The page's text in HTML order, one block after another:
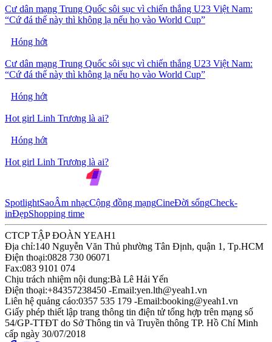
Cư dân mạng Trung Quốc sôi sục vì chiến thắng U23 Việt Nam:
“Cứ đá thế này thì không lạ nếu họ vào World Cup”
Hóng hớt
Cư dân mạng Trung Quốc sôi sục vì chiến thắng U23 Việt Nam:
“Cứ đá thế này thì không lạ nếu họ vào World Cup”
Hóng hớt
Hot girl Linh Trương là ai?
Hóng hớt
Hot girl Linh Trương là ai?
SpotlightSaoÂm nhạcCộng đồng mạngCineĐời sốngCheck-
inĐẹpShopping time
CTCP TẬP ĐOÀN YEAH1
Địa chỉ:140 Nguyễn Văn Thủ phường Tân Định, quận 1, Tp.HCM
Điện thoại:0828 730 06071
Fax:083 9101 074
Chịu trách nhiệm nội dung:Bà Lê Hải Yến
Điện thoại:+84357238450 -Email:yen.lth@yeah1.vn
Liên hệ quảng cáo:0357 535 179 -Email:booking@yeah1.vn
Giấy phép thiết lập trang thông tin điện tử tổng hợp trên mạng số
54/GP-TTĐT do Sở Thông tin và Truyền thông TP. Hồ Chí Minh
cấp ngày 30/07/2018